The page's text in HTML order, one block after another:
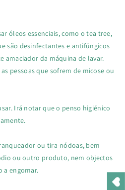
óleos essenciais, como o tea tree,
são desinfectantes e antifúngicos
amaciador da máquina de lavar.
pessoas que sofrem de micose ou
Irá notar que o penso higiénico
ou tira-nódoas, bem
ou outro produto, nem objectos
a engomar.